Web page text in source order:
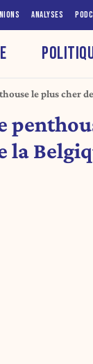
ANALYSES
le plus cher
la